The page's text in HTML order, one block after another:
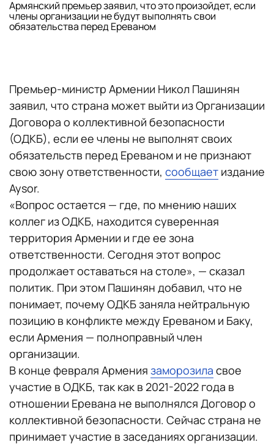
Армянский премьер заявил, что это произойдет, если
члены организации не будут выполнять свои
обязательства перед Ереваном
Премьер-министр Армении Никол Пашинян
заявил, что страна может выйти из Организации
Договора о коллективной безопасности
(ОДКБ), если ее члены не выполнят своих
обязательств перед Ереваном и не признают
свою зону ответственности, сообщает издание
Aysor.
«Вопрос остается — где, по мнению наших
коллег из ОДКБ, находится суверенная
территория Армении и где ее зона
ответственности. Сегодня этот вопрос
продолжает оставаться на столе», — сказал
политик. При этом Пашинян добавил, что не
понимает, почему ОДКБ заняла нейтральную
позицию в конфликте между Ереваном и Баку,
если Армения — полноправный член
организации.
В конце февраля Армения заморозила свое
участие в ОДКБ, так как в 2021-2022 года в
отношении Еревана не выполнялся Договор о
коллективной безопасности. Сейчас страна не
принимает участие в заседаниях организации.